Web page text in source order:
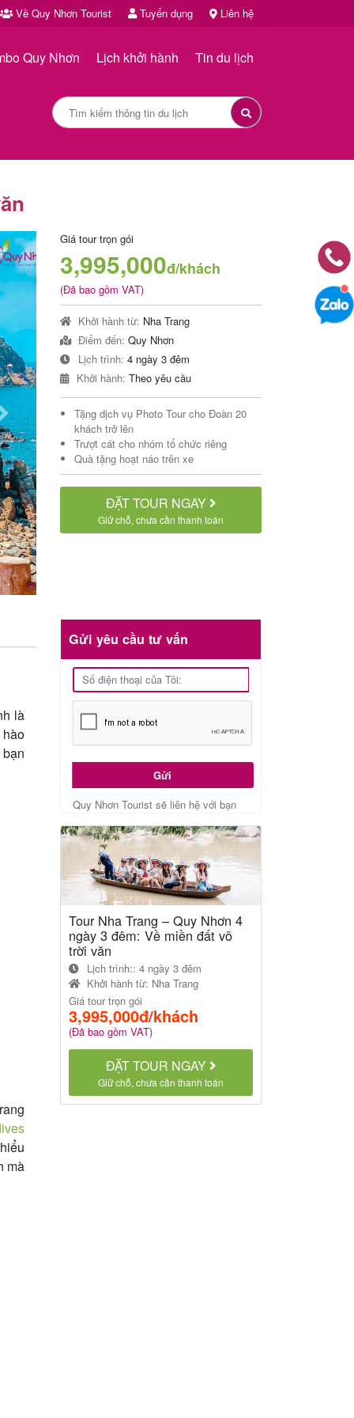
Về Quy Nhơn Tourist Tuyển dụng Liên hệ
Quy Nhơn Lịch khởi hành Tin du lịch
Next
Giá tour trọn gói
3,995,000đ/khách
(Đã bao gồm VAT)
Khởi hành từ: Nha Trang
Điểm đến: Quy Nhơn
Lịch trình: 4 ngày 3 đêm
Khởi hành: Theo yêu cầu
Tặng dịch vụ Photo Tour cho Đoàn 20
khách trở lên
Trượt cát cho nhóm tổ chức riêng
Quà tặng hoạt náo trên xe
ĐẶT TOUR NGAY
Giữ chỗ, chưa cần thanh toán
là
mà
Gửi yêu cầu tư vấn
Gửi
Quy Nhơn Tourist sẽ liên hệ với bạn
Tour Nha Trang – Quy Nhơn 4
ngày 3 đêm: Về miền đất võ
trời văn
Lịch trình:: 4 ngày 3 đêm
Khởi hành từ: Nha Trang
Giá tour trọn gói
3,995,000đ/khách
(Đã bao gồm VAT)
ĐẶT TOUR NGAY
Giữ chỗ, chưa cần thanh toán